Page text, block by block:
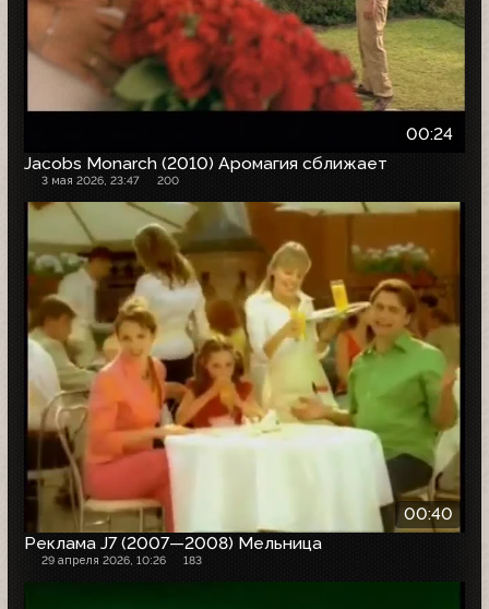
00:24
Jacobs Monarch (2010) Аромагия сближает
3 мая 2026, 23:47 200
00:40
Реклама J7 (2007—2008) Мельница
29 апреля 2026, 10:26 183